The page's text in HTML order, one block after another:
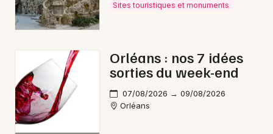
Sites touristiques et monuments
Orléans : nos 7 idées
sorties du week-end
07/08/2026 → 09/08/2026
Orléans